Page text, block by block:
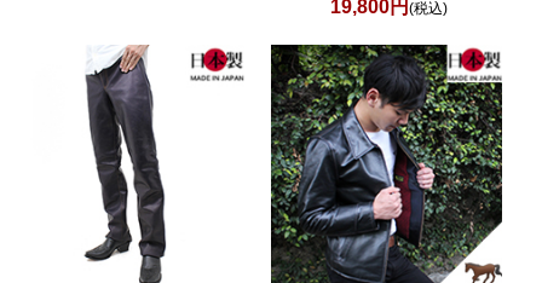
19,800円(税込)